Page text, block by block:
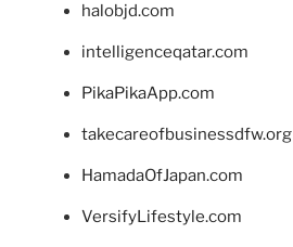
halobjd.com
intelligenceqatar.com
PikaPikaApp.com
takecareofbusinessdfw.org
HamadaOfJapan.com
VersifyLifestyle.com